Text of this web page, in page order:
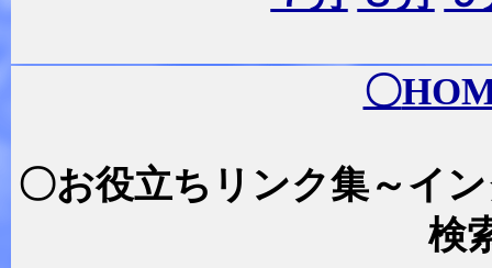
〇
〇お役立ちリンク集～イ
検